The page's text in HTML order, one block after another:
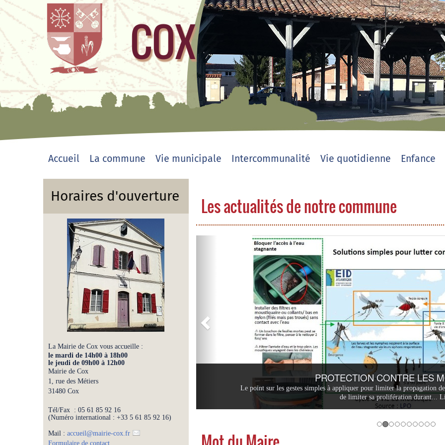
COX
site officiel
Accueil La commune Vie municipale Intercommunalité Vie quotidienne Enfance
Les actualités de notre commune
PROTECTION CONTRE LES
Le point sur les gestes simples à appliquer pour limiter la propagation
de limiter sa prolifération durant...
u
Horaires d'ouverture
La Mairie de Cox vous accueille :
le mardi de 14h00 à 18h00
le jeudi de 09h00 à 12h00
Mairie de Cox
1, rue des Métiers
31480 Cox
Tél/Fax : 05 61 85 92 16
(Numéro international : +33 5 61 85 92 16)
Mail : accueil@mairie-cox.fr
Formulaire de contact